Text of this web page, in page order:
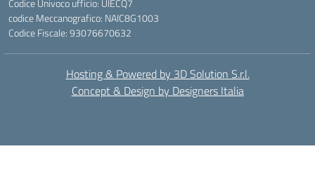
Codice Univoco ufficio: UIECQ7
codice Meccanografico: NAIC8G1003
Codice Fiscale: 93076670632
Hosting & Powered by 3D Solution S.r.l.
Concept & Design by Designers Italia